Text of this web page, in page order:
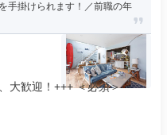
手掛けられます！／前職の年
大歓迎！+++ ＜必須＞ ・